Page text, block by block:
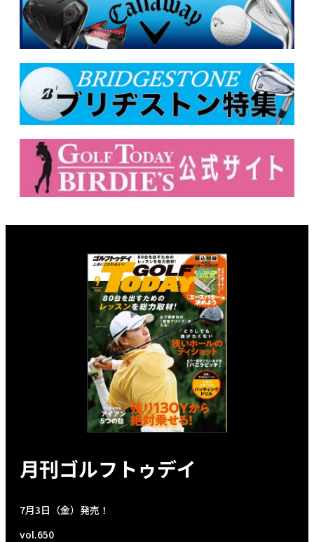
月刊ゴルフトゥデイ
7月3日（金）発売！
vol.650